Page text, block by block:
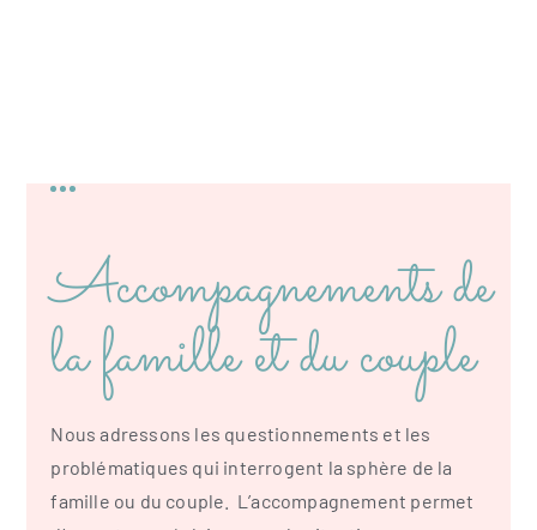
Accompagnements de
la famille et du couple
Nous adressons les questionnements et les
problématiques qui interrogent la sphère de la
famille ou du couple. L’accompagnement permet